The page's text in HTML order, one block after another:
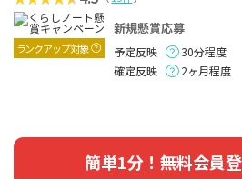
ランクアップ対象
新規懸賞応募
予定反映
30分程度
確定反映
2ヶ月程度
簡単1分！無料会員